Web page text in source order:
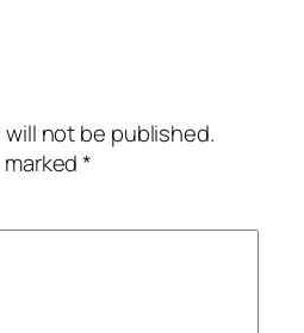
will not be published.
marked*